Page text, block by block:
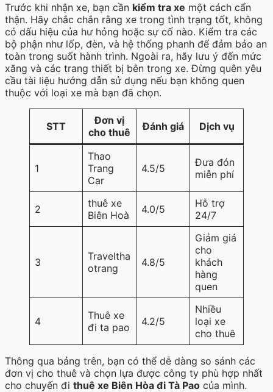
Trước khi nhận xe, bạn cần kiểm tra xe một cách cẩn
thận. Hãy chắc chắn rằng xe trong tình trạng tốt, không
có dấu hiệu của hư hỏng hoặc sự cố nào. Kiểm tra các
bộ phận như lốp, đèn, và hệ thống phanh để đảm bảo an
toàn trong suốt hành trình. Ngoài ra, hãy lưu ý đến mức
xăng và các trang thiết bị bên trong xe. Đừng quên yêu
cầu tài liệu hướng dẫn sử dụng nếu bạn không quen
thuộc với loại xe mà bạn đã chọn.
STT
Đơn vị
cho thuê
Đánh giá Dịch vụ
1
Thao
Trang
Car
4.5/5
Đưa đón
miễn phí
2
thuê xe
Biên Hoà
4.0/5
Hỗ trợ
24/7
3
Traveltha
otrang
4.8/5
Giảm giá
cho
khách
hàng
quen
4
Thuê xe
đi ta pao
4.2/5
Nhiều
loại xe
cho thuê
Thông qua bảng trên, bạn có thể dễ dàng so sánh các
đơn vị cho thuê và chọn lựa được công ty phù hợp nhất
cho chuyến đi thuê xe Biên Hòa đi Tà Pao của mình.